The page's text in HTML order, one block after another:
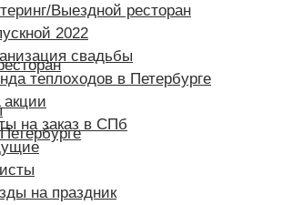
Выездной ресторан
2022
свадьбы
теплоходов в Петербурге
акции
на заказ в СПб
на праздник